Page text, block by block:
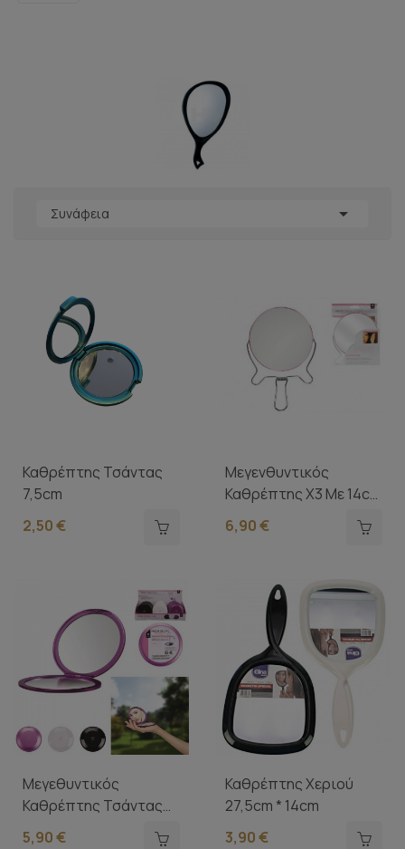
Συνάφεια 
Καθρέπτης Τσάντας
7,5cm
2,50 €
Μεγενθυντικός
Καθρέπτης Χ3 Με 14cm
Διάμετρο &...
6,90 €
Μεγεθυντικός
Καθρέπτης Τσάντας
X5 Μεγένθυση
5,90 €
Καθρέπτης Χεριού
27,5cm * 14cm
3,90 €